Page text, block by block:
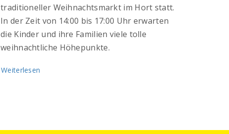
traditioneller Weihnachtsmarkt im Hort statt.
In der Zeit von 14:00 bis 17:00 Uhr erwarten
die Kinder und ihre Familien viele tolle
weihnachtliche Höhepunkte.
Weiterlesen